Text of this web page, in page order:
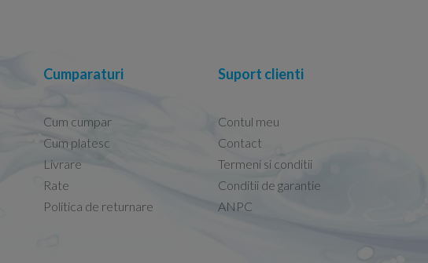
Capacele Grohe sunt de bună calitate și se
Marius -08.02.2026
Cumparaturi
Cum cumpar
Cum platesc
Livrare
Rate
Politica de returnare
Suport clienti
Contul meu
Contact
Termeni si conditii
Conditii de garantie
ANPC